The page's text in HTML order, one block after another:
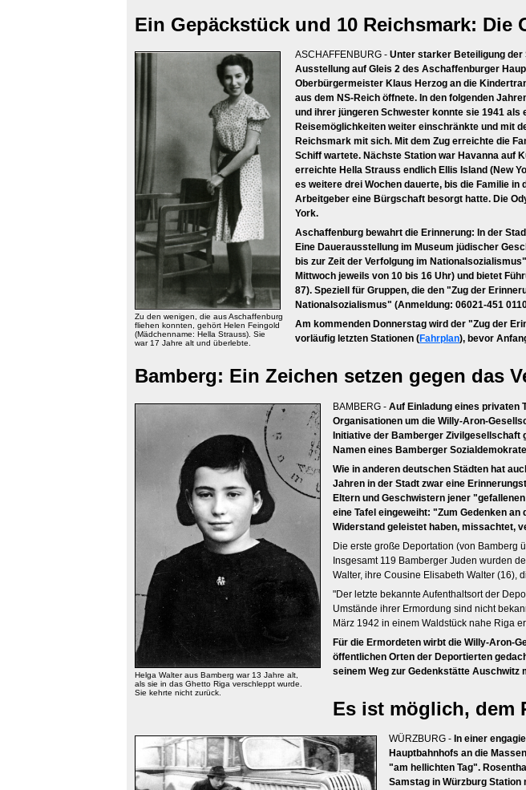
Ein Gepäckstück und 10 Reichsmark: Die
Zu den wenigen, die aus Aschaffenburg
fliehen konnten, gehört Helen Feingold
(Mädchenname: Hella Strauss). Sie
war 17 Jahre alt und überlebte.
ASCHAFFENBURG - Unter starker Beteiligung der
Ausstellung auf Gleis 2 des Aschaffenburger
Oberbürgermeister Klaus Herzog an die
aus dem NS-Reich öffnete. In den folgenden
und ihrer jüngeren Schwester konnte sie 1941
Reisemöglichkeiten weiter einschränkte und mit
Reichsmark mit sich. Mit dem Zug erreichte die
Schiff wartete. Nächste Station war Havanna auf
erreichte Hella Strauss endlich Ellis Island (New
es weitere drei Wochen dauerte, bis die Familie in
Arbeitgeber eine Bürgschaft besorgt hatte. Die
York.
Aschaffenburg bewahrt die Erinnerung: In der
Eine Dauerausstellung im Museum jüdischer
bis zur Zeit der Verfolgung im
Mittwoch jeweils von 10 bis 16 Uhr) und bietet
87). Speziell für Gruppen, die den "Zug der
Nationalsozialismus" (Anmeldung: 06021-451
Am kommenden Donnerstag wird der "Zug der
vorläufig letzten Stationen (Fahrplan), bevor
Bamberg: Ein Zeichen setzen gegen das
Helga Walter aus Bamberg war 13 Jahre alt,
als sie in das Ghetto Riga verschleppt wurde.
Sie kehrte nicht zurück.
BAMBERG - Auf Einladung eines privaten
Organisationen um die Willy-Aron-
Initiative der Bamberger Zivilgesellschaft
Namen eines Bamberger
Wie in anderen deutschen Städten hat
Jahren in der Stadt zwar eine
Eltern und Geschwistern jener
eine Tafel eingeweiht: "Zum Gedenken
Widerstand geleistet haben, missachtet,
Die erste große Deportation (von Bamberg
Insgesamt 119 Bamberger Juden wurden
Walter, ihre Cousine Elisabeth Walter (16),
"Der letzte bekannte Aufenthaltsort der
Umstände ihrer Ermordung sind nicht
März 1942 in einem Waldstück nahe Riga
Für die Ermordeten wirbt die Willy-Aron-
öffentlichen Orten der Deportierten
seinem Weg zur Gedenkstätte Auschwitz
Es ist möglich, dem
WÜRZBURG - In einer
Hauptbahnhofs an die
"am hellichten Tag".
Samstag in Würzburg